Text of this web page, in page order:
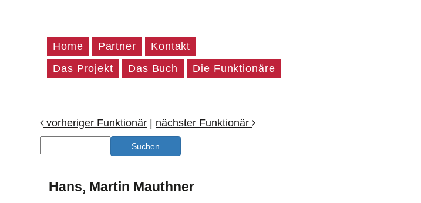
Home Partner
Kontakt
Das Projekt
Das Buch Die Funktionäre
vorheriger Funktionär nächster Funktionär
Hans, Martin Mauthner